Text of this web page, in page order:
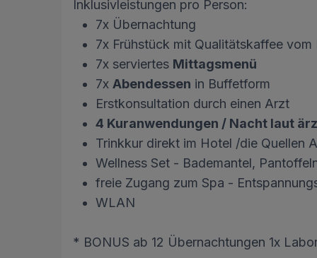
Inklusivleistungen pro Person:
7x Übernachtung
7x Frühstück mit Qualitätskaffee
7x serviertes Mittagsmenü
7x Abendessen in Buffetform
Erstkonsultation durch einen Arzt
4 Kuranwendungen / Nacht laut
Trinkkur direkt im Hotel /die Quellen
Wellness Set - Bademantel,
freie Zugang zum Spa -
WLAN
* BONUS ab 12 Übernachtungen 1x